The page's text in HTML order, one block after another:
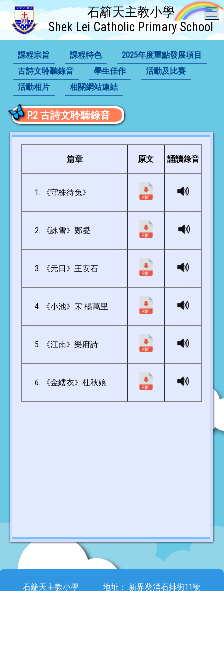
石籬天主教小學
Shek Lei Catholic Primary School
課程宗旨 課程特色
2025年度重點發展項目
古詩文聆聽錄音
學生佳作
活動及比賽
活動相片
相關網站連結
P.2 古詩文聆聽錄音
篇章 原文 誦讀錄音
《守株待兔》
《詠雪》 鄭燮
《元日》 王安石
《小池》 宋 楊萬里
《江南》樂府詩
《金縷衣》 杜秋娘
石籬天主教小學 地址：
新界葵涌石排街11號